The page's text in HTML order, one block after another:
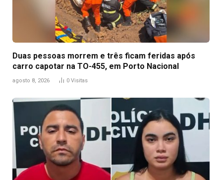
Duas pessoas morrem e três ficam feridas após
carro capotar na TO-455, em Porto Nacional
agosto 8, 2026 0 Visitas